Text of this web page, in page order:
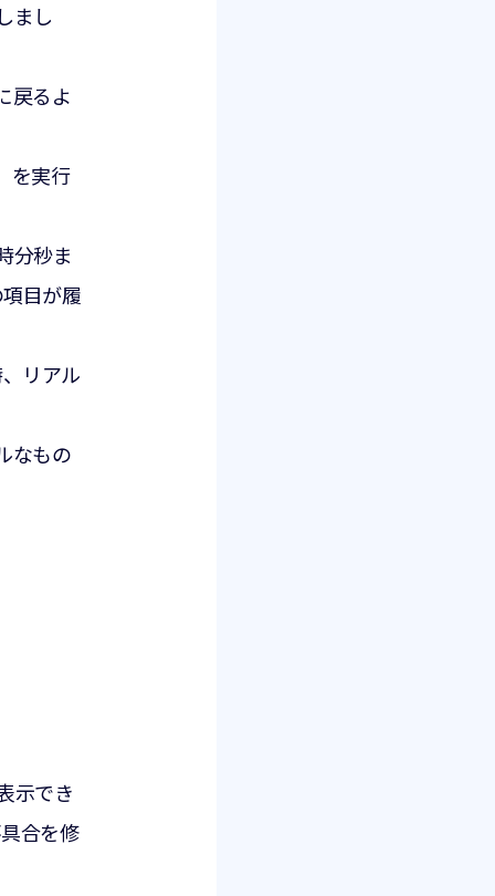
まし
戻るよ
を実行
分秒ま
目が履
リアル
なもの
示でき
合を修